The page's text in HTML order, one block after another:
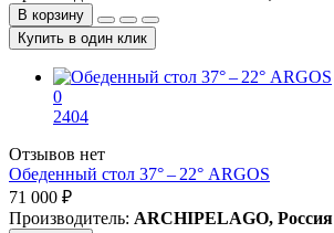
В корзину
Купить в один клик
0
2404
Отзывов нет
Обеденный стол 37° – 22° ARGOS
71 000 ₽
Производитель: ARCHIPELAGO, Россия